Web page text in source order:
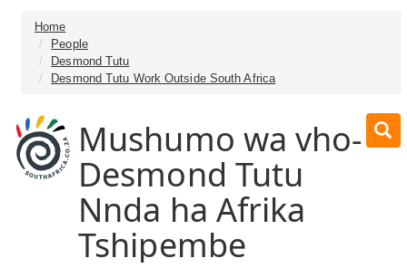
Home
People
Desmond Tutu
Desmond Tutu Work Outside South Africa
Mushumo wa vho-
Desmond Tutu
Nnda ha Afrika
Tshipembe